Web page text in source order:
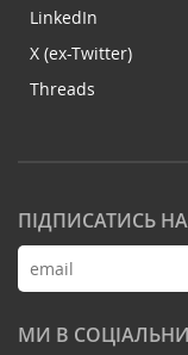
LinkedIn
X (ex-Twitter)
Threads
ПІДПИСАТИСЬ
МИ В